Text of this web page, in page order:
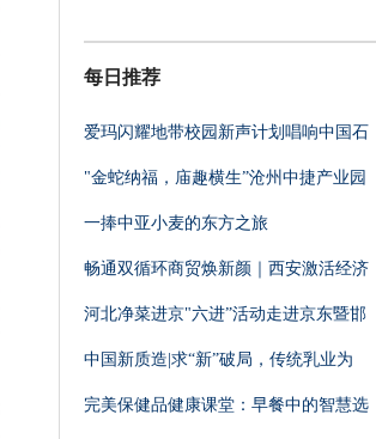
每日推荐
爱玛闪耀地带校园新声计划唱响中国石
"金蛇纳福，庙趣横生”沧州中捷产业园
一捧中亚小麦的东方之旅
畅通双循环商贸焕新颜｜西安激活经济
河北净菜进京"六进”活动走进京东暨邯
中国新质造|求“新”破局，传统乳业为
完美保健品健康课堂：早餐中的智慧选